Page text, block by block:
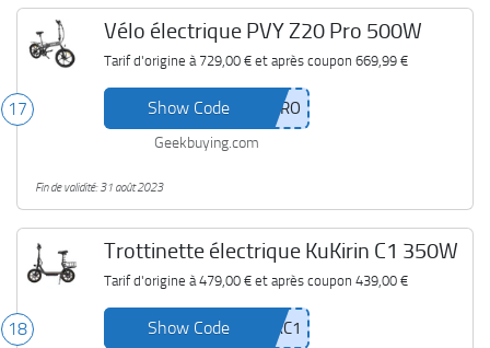
17
Vélo électrique PVY Z20 Pro 500W
Tarif d'origine à 729,00 €et après coupon 669,99 €
Show Code
Geekbuying.com
Fin de validité: 31 août 2023
18
Trottinette électrique KuKirin C1 350W
Tarif d'origine à479,00 €et après coupon 439,00 €
Show Code